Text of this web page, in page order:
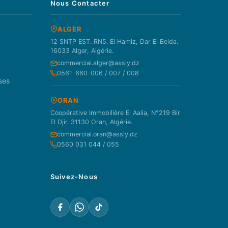
Nous Contacter
ALGER
12 SNTP EST. RN5. El Hamiz, Dar El Beida.
16033 Alger, Algérie.
commercial.alger@assly.dz
0561-660-006 / 007 / 008
ORAN
Coopérative Immobilière El Aalia, N°219 Bir
El Djir. 31130 Oran, Algérie.
commercial.oran@assly.dz
0560 031 044 / 055
Suivez-Nous